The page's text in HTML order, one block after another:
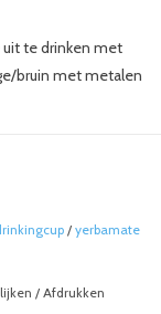
te drinken met
bruin met metalen
/ yerbamate
/ Afdrukken